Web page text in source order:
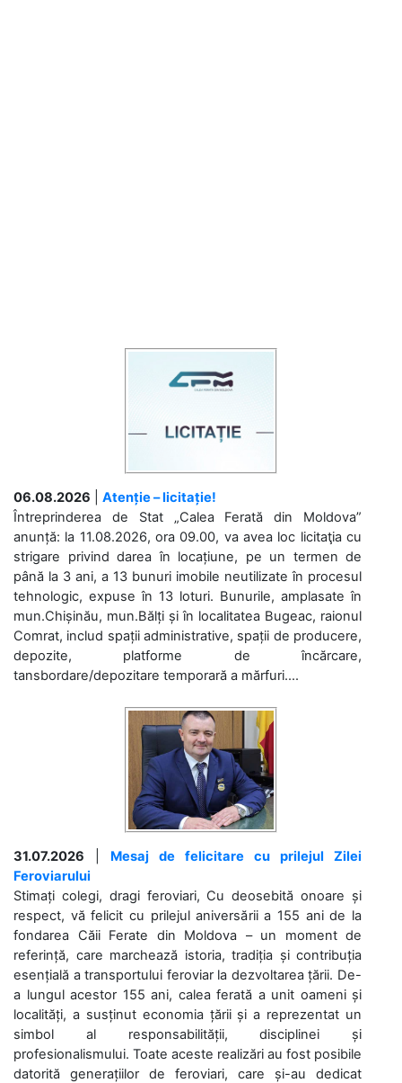
06.08.2026
Atenție – licitație!
Întreprinderea de Stat „Calea Ferată din Moldova”
anunță: la 11.08.2026, ora 09.00, va avea loc licitaţia cu
strigare privind darea în locațiune, pe un termen de
până la 3 ani, a 13 bunuri imobile neutilizate în procesul
tehnologic, expuse în 13 loturi. Bunurile, amplasate în
mun.Chișinău, mun.Bălți și în localitatea Bugeac, raionul
Comrat, includ spații administrative, spații de producere,
depozite, platforme de încărcare,
tansbordare/depozitare temporară a mărfuri....
31.07.2026
Mesaj de felicitare cu prilejul Zilei
Feroviarului
Stimați colegi, dragi feroviari, Cu deosebită onoare și
respect, vă felicit cu prilejul aniversării a 155 ani de la
fondarea Căii Ferate din Moldova – un moment de
referință, care marchează istoria, tradiția și contribuția
esențială a transportului feroviar la dezvoltarea țării. De-
a lungul acestor 155 ani, calea ferată a unit oameni și
localități, a susținut economia țării și a reprezentat un
simbol al responsabilității, disciplinei și
profesionalismului. Toate aceste realizări au fost posibile
datorită generațiilor de feroviari, care și-au dedicat